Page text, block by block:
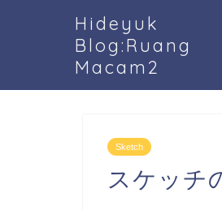
Hideyuk
Blog:Ruang
Macam2
Sketch
スケッチ